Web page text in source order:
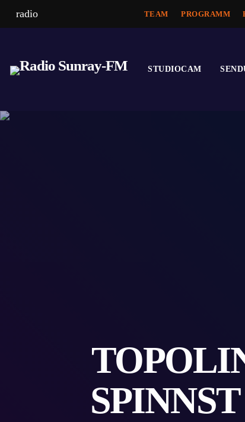
radio TEAM PROGRAMM
STUDIOCAM